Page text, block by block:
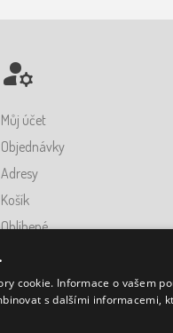
Můj účet
Objednávky
Adresy
Košík
Oblíbené
cookie. Informace o vašem
s dalšími informacemi,